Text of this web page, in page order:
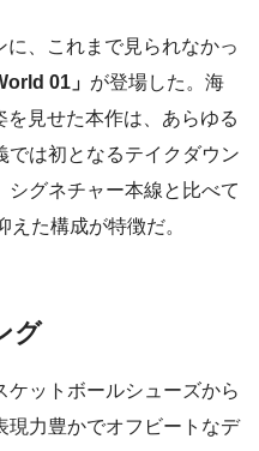
、これまで見られなかっ
01」 が登場した。海
見せた本作は、あらゆる
では初となるテイクダウン
シグネチャー本線と比べて
た構成が特徴だ。
グ
ケットボールシューズから
現力豊かでオフビートなデ